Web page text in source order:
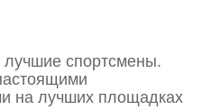
спортсмены.
на лучших площадках